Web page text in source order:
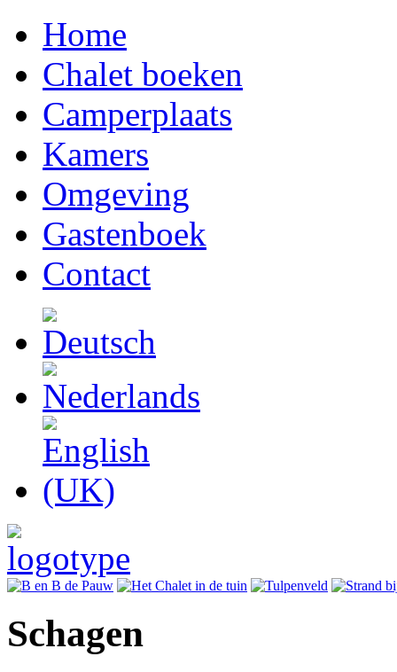
Home
Chalet boeken
Camperplaats
Kamers
Omgeving
Gastenboek
Contact
Schagen